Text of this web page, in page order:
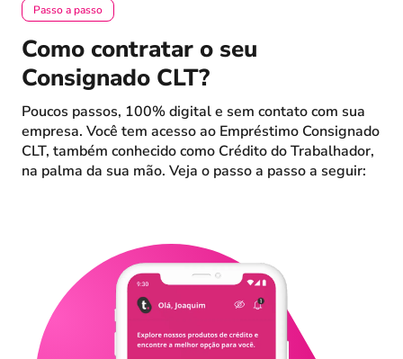
Passo a passo
Como contratar o seu
Consignado CLT?
Poucos passos, 100% digital e sem contato com sua
empresa. Você tem acesso ao Empréstimo Consignado
CLT, também conhecido como Crédito do Trabalhador,
na palma da sua mão. Veja o passo a passo a seguir: